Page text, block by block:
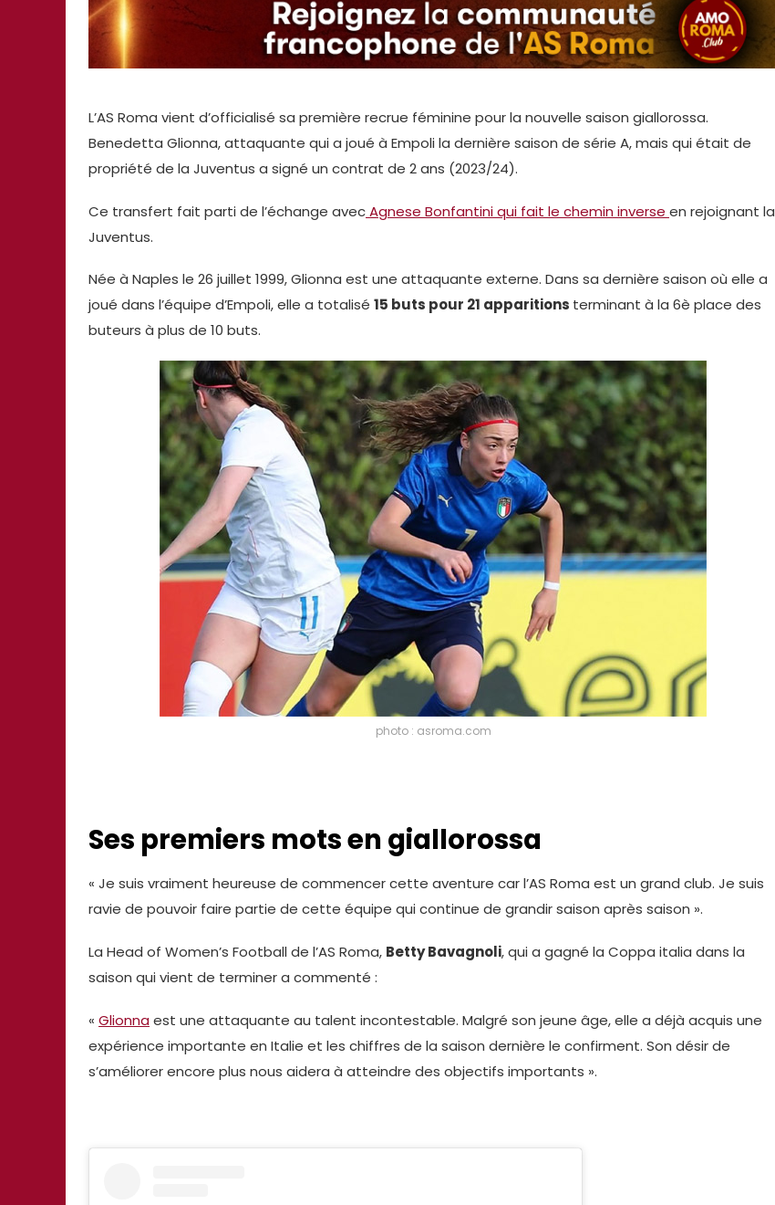
L’AS Roma vient d’officialisé sa première recrue féminine pour la nouvelle saison giallorossa.
Benedetta Glionna, attaquante qui a joué à Empoli la dernière saison de série A, mais qui était de
propriété de la Juventus a signé un contrat de 2 ans (2023/24).
Ce transfert fait parti de l’échange avecAgnese Bonfantini qui fait le chemin inverse en rejoignant la
Juventus.
Née à Naples le 26 juillet 1999, Glionna est une attaquante externe. Dans sa dernière saison où elle a
joué dans l’équipe d’Empoli, elle a totalisé 15 buts pour 21 apparitions terminant à la 6è place des
buteurs à plus de 10 buts.
photo : asroma.com
Ses premiers mots en giallorossa
« Je suis vraiment heureuse de commencer cette aventure car l’AS Roma est un grand club. Je suis
ravie de pouvoir faire partie de cette équipe qui continue de grandir saison après saison ».
La Head of Women’s Football de l’AS Roma, Betty Bavagnoli, qui a gagné la Coppa italia dans la
saison qui vient de terminer a commenté :
« Glionnaest une attaquante au talent incontestable. Malgré son jeune âge, elle a déjà acquis une
expérience importante en Italie et les chiffres de la saison dernière le confirment. Son désir de
s’améliorer encore plus nous aidera à atteindre des objectifs importants ».